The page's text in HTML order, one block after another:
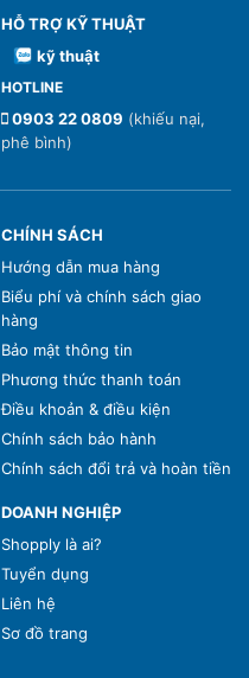
HỖ TRỢ KỸ THUẬT
kỹ thuật
HOTLINE
0903 22 0809 (khiếu nại,
phê bình)
CHÍNH SÁCH
Hướng dẫn mua hàng
Biểu phí và chính sách giao
hàng
Bảo mật thông tin
Phương thức thanh toán
Điều khoản & điều kiện
Chính sách bảo hành
Chính sách đổi trả và hoàn tiền
DOANH NGHIỆP
Shopply là ai?
Tuyển dụng
Liên hệ
Sơ đồ trang